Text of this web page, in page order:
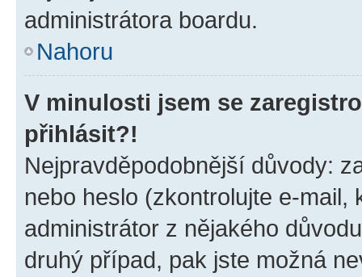
administrátora boardu.
Nahoru
V minulosti jsem se
přihlásit?!
Nejpravděpodobnější důvody:
nebo heslo (zkontrolujte e-
administrátor z nějakého
druhý případ, pak jste možná